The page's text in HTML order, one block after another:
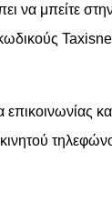
να μπείτε
Taxisnet